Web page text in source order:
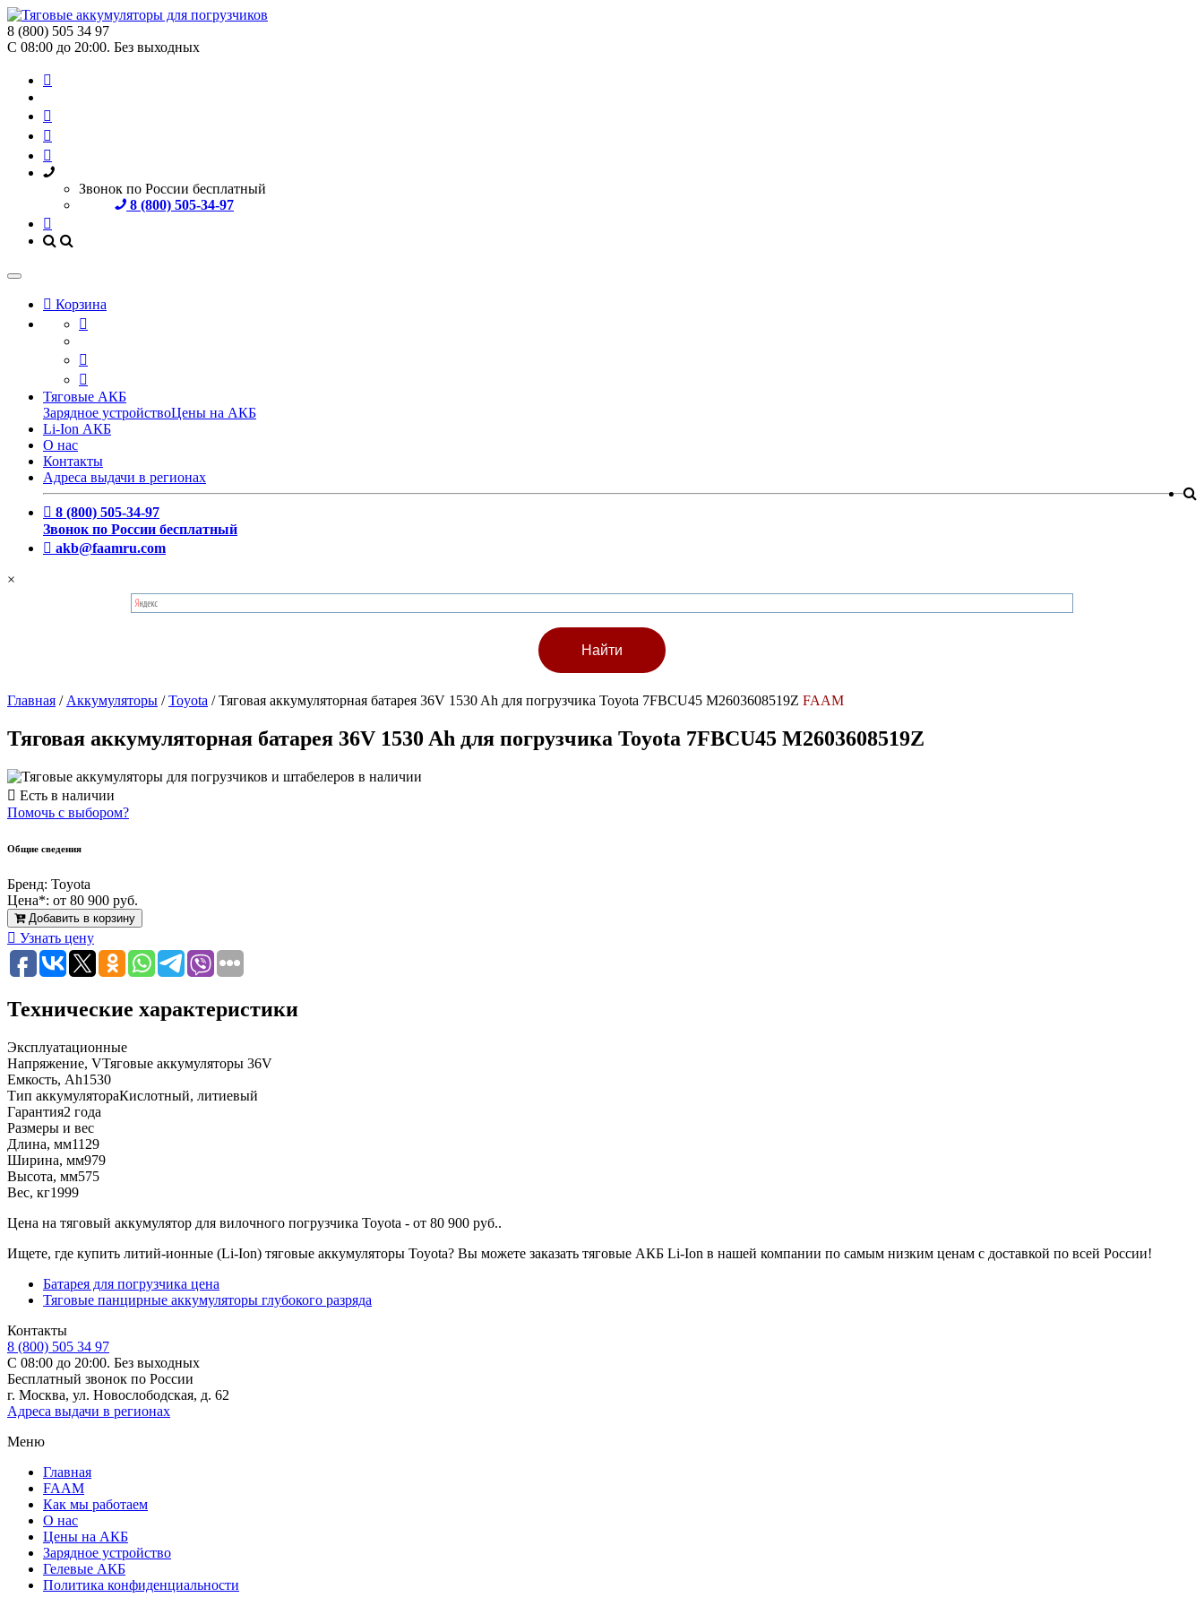
8 (800) 505 34 97
С 08:00 до 20:00. Без выходных
Звонок по России бесплатный
8 (800) 505-34-97
Корзина
Тяговые АКБ
Зарядное устройствоЦены на АКБ
Li-Ion АКБ
О нас
Контакты
Адреса выдачи в регионах
8 (800) 505-34-97
Звонок по России бесплатный
akb@faamru.com
×
Главная / Аккумуляторы /Toyota /Тяговая аккумуляторная батарея 36V 1530 Ah для погрузчика Toyota 7FBCU45 M2603608519Z FAAM
Тяговая аккумуляторная батарея 36V 1530 Ah для погрузчика Toyota 7FBCU45 M2603608519Z
Есть в наличии
Помочь с выбором?
Общие сведения
Бренд: Toyota
Цена*: от 80 900 руб.
Добавить в корзину
Узнать цену
Технические характеристики
Эксплуатационные
Напряжение, VТяговые аккумуляторы 36V
Емкость, Ah1530
Тип аккумулятораКислотный, литиевый
Гарантия2 года
Размеры и вес
Длина, мм1129
Ширина, мм979
Высота, мм575
Вес, кг1999
Цена на тяговый аккумулятор для вилочного погрузчика Toyota - от 80 900 руб..
Ищете, где купить литий-ионные (Li-Ion) тяговые аккумуляторы Toyota? Вы можете заказать тяговые АКБ Li-Ion в нашей компании по самым низким ценам с доставкой по всей России!
Батарея для погрузчика цена
Тяговые панцирные аккумуляторы глубокого разряда
Контакты
8 (800) 505 34 97
С 08:00 до 20:00. Без выходных
Бесплатный звонок по России
г. Москва, ул. Новослободская, д. 62
Адреса выдачи в регионах
Меню
Главная
FAAM
Как мы работаем
О нас
Цены на АКБ
Зарядное устройство
Гелевые АКБ
Политика конфиденциальности